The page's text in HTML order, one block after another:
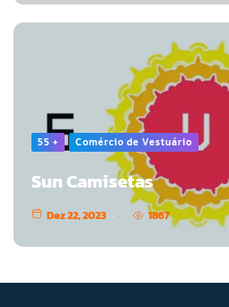
55 + Comércio de Vestuário
Sun Camisetas
Dez 22, 2023 1867